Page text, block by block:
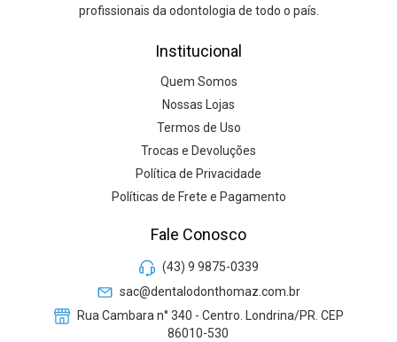
profissionais da odontologia de todo o país.
Institucional
Quem Somos
Nossas Lojas
Termos de Uso
Trocas e Devoluções
Política de Privacidade
Políticas de Frete e Pagamento
Fale Conosco
(43) 9 9875-0339
sac@dentalodonthomaz.com.br
Rua Cambara n° 340 - Centro. Londrina/PR. CEP
86010-530